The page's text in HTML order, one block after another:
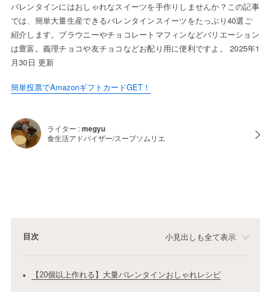
バレンタインにはおしゃれなスイーツを手作りしませんか？この記事
では、簡単大量生産できるバレンタインスイーツをたっぷり40選ご
紹介します。ブラウニーやチョコレートマフィンなどバリエーション
は豊富。義理チョコや友チョコなどお配り用に便利ですよ。 2025年1
月30日 更新
簡単投票でAmazonギフトカードGET！
ライター :megyu
食生活アドバイザー/スープソムリエ
目次 小見出しも全て表示
【20個以上作れる】大量バレンタインおしゃれレシピ